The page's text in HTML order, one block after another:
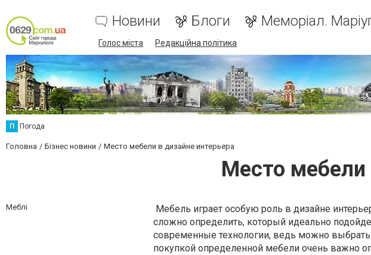
Новини Блоги Меморіал.
Голос міста Редакційна політика
П Погода
Головна Бізнес новини Место мебели в дизайне интерьера
Место мебели
Меблі
Мебель играет особую роль в дизайне
сложно определить, который идеально
современные технологии, ведь можно
покупкой определенной мебели очень важно